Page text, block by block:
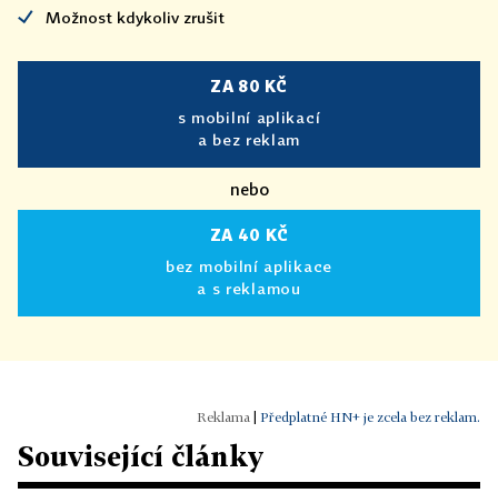
Možnost kdykoliv zrušit
ZA 80 KČ
s mobilní aplikací
a bez reklam
nebo
ZA 40 KČ
bez mobilní aplikace
a s reklamou
Předplatné HN+ je zcela bez reklam.
Související články